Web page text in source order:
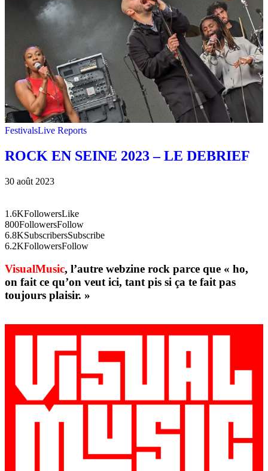
FestivalsLive Reports
ROCK EN SEINE 2023 – LE DEBRIEF
30 août 2023
1.6KFollowersLike
800FollowersFollow
6.8KSubscribersSubscribe
6.2KFollowersFollow
VisualMusic, l’autre webzine rock parce que « ho,
on fait ce qu’on veut ici, tant pis si ça te fait pas
toujours plaisir. »